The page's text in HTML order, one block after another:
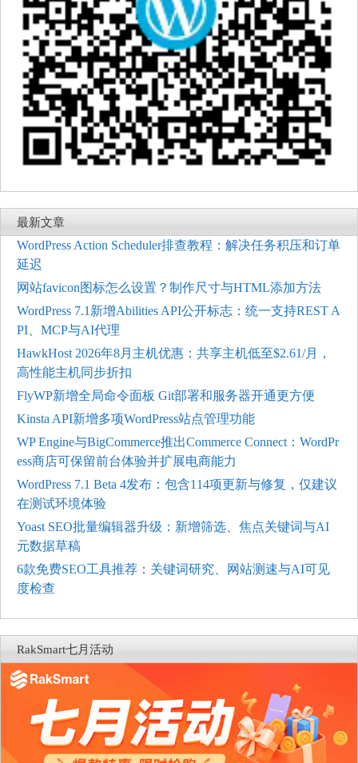
最新文章
WordPress Action Scheduler排查教程：解决任务积压和订单
延迟
网站favicon图标怎么设置？制作尺寸与HTML添加方法
WordPress 7.1新增Abilities API公开标志：统一支持REST A
PI、MCP与AI代理
HawkHost 2026年8月主机优惠：共享主机低至$2.61/月，
高性能主机同步折扣
FlyWP新增全局命令面板 Git部署和服务器开通更方便
Kinsta API新增多项WordPress站点管理功能
WP Engine与BigCommerce推出Commerce Connect：WordPr
ess商店可保留前台体验并扩展电商能力
WordPress 7.1 Beta 4发布：包含114项更新与修复，仅建议
在测试环境体验
Yoast SEO批量编辑器升级：新增筛选、焦点关键词与AI
元数据草稿
6款免费SEO工具推荐：关键词研究、网站测速与AI可见
度检查
RakSmart七月活动